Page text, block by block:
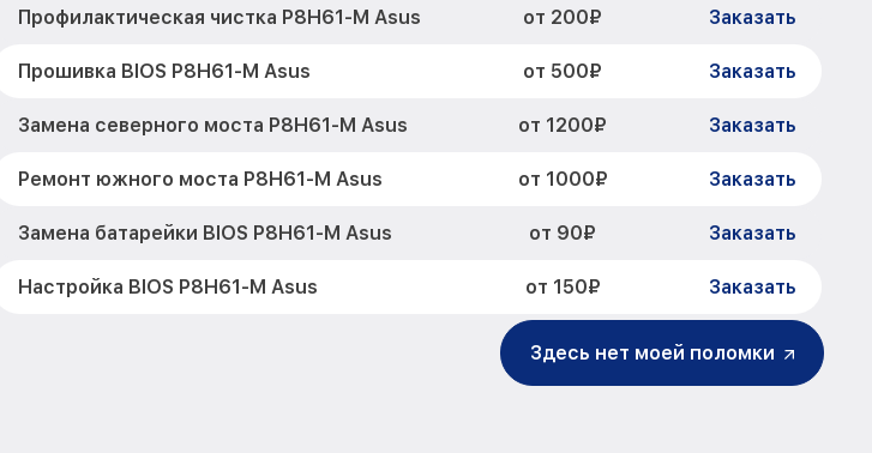
Профилактическая чистка P8H61-M Asus от 200₽ Заказать
Прошивка BIOS P8H61-M Asus от 500₽ Заказать
Замена северного моста P8H61-M Asus от 1200₽ Заказать
Ремонт южного моста P8H61-M Asus от 1000₽ Заказать
Замена батарейки BIOS P8H61-M Asus от 90₽ Заказать
Настройка BIOS P8H61-M Asus от 150₽ Заказать
Здесь нет моей поломки